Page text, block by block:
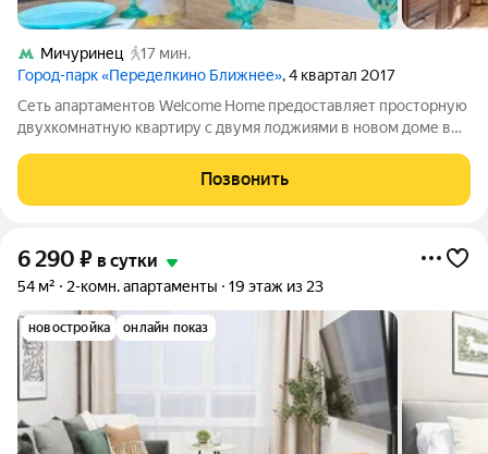
Мичуринец
17 мин.
Город-парк «Переделкино Ближнее», 4 квартал 2017
Сеть апартаментов Welcome Home предоставляет просторную
двухкомнатную квартиру с двумя лоджиями в нoвом доме в
11:00 Ранний заезд и
Позвонить
6 290 ₽ в сутки
54 м² 2-комн. апартаменты 19 этаж из 23
новостройка онлайн показ